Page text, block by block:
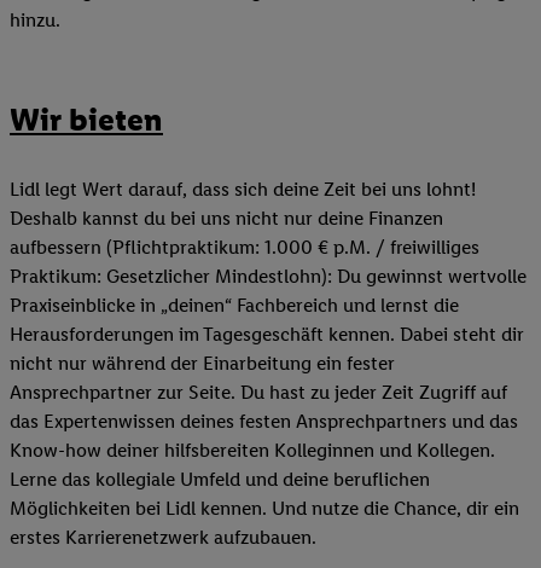
hinzu.
Wir bieten
Lidl legt Wert darauf, dass sich deine Zeit bei uns lohnt!
Deshalb kannst du bei uns nicht nur deine Finanzen
aufbessern (Pflichtpraktikum: 1.000 € p.M. / freiwilliges
Praktikum: Gesetzlicher Mindestlohn): Du gewinnst wertvolle
Praxiseinblicke in „deinen“ Fachbereich und lernst die
Herausforderungen im Tagesgeschäft kennen. Dabei steht dir
nicht nur während der Einarbeitung ein fester
Ansprechpartner zur Seite. Du hast zu jeder Zeit Zugriff auf
das Expertenwissen deines festen Ansprechpartners und das
Know-how deiner hilfsbereiten Kolleginnen und Kollegen.
Lerne das kollegiale Umfeld und deine beruflichen
Möglichkeiten bei Lidl kennen. Und nutze die Chance, dir ein
erstes Karrierenetzwerk aufzubauen.